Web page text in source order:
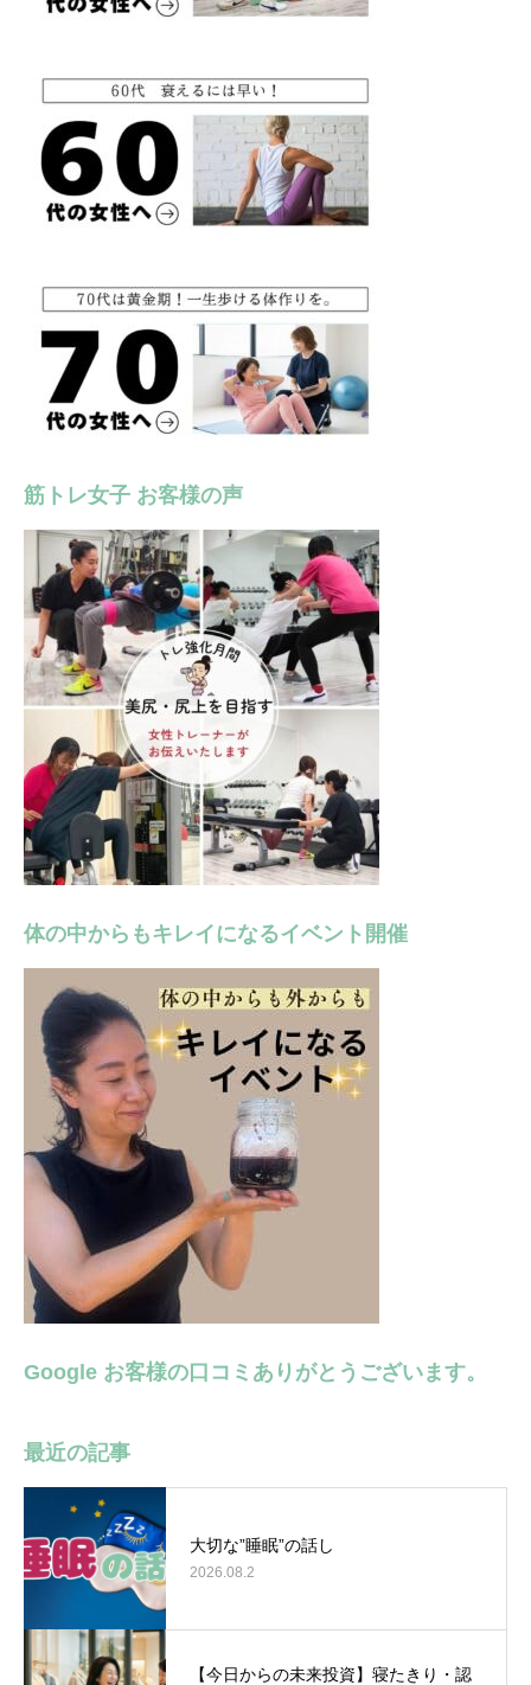
筋トレ女子 お客様の声
体の中からもキレイになるイベント開催
Google お客様の口コミありがとうございます。
最近の記事
大切な”睡眠”の話し
2026.08.2
【今日からの未来投資】寝たきり・認